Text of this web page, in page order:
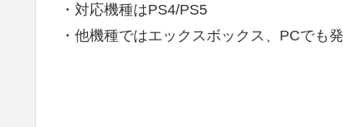
・対応機種はPS4/PS5
・他機種ではエックスボックス、PCでも